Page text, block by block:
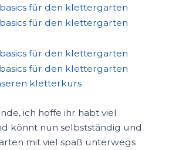
kletterkurs
ich hoffe ihr habt viel
könnt nun selbstständig und
mit viel spaß unterwegs